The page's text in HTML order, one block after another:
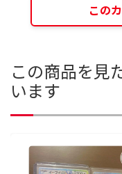
この
この商品を見
います